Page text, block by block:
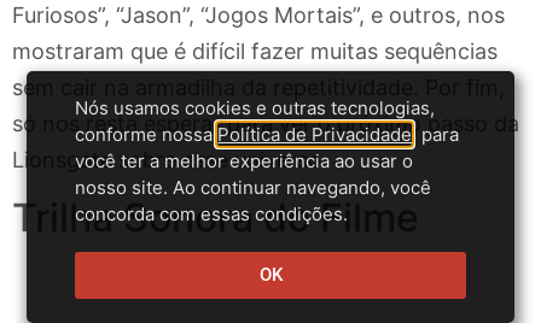
Furiosos”, “Jason”, “Jogos Mortais”, e outros, nos
mostraram que é difícil fazer muitas sequências
sem cair na armadilha da repetitividade. Por fim,
só nos resta esperar para ver o próximo passo da
Lionsgate sobre esse universo.
Trilha Sonora do Filme
Nós usamos cookies e outras tecnologias,
conforme nossa Política de Privacidade , para
você ter a melhor experiência ao usar o
nosso site. Ao continuar navegando, você
concorda com essas condições.
OK